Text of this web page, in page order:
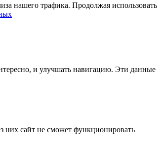
нашего трафика. Продолжая использовать
и улучшать навигацию. Эти данные
них сайт не сможет функционировать